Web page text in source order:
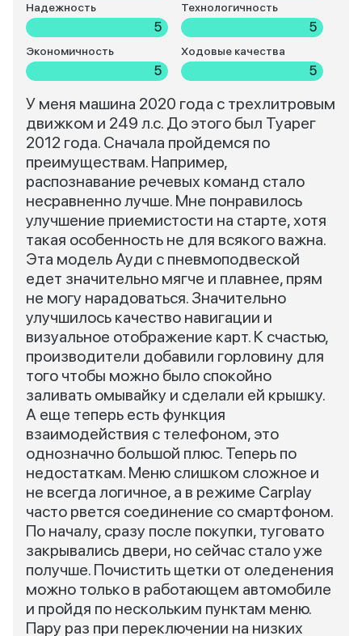
Надежность
5
Технологичность
5
Экономичность
5
Ходовые качества
5
У меня машина 2020 года с трехлитровым
движком и 249 л.с. До этого был Туарег
2012 года. Сначала пройдемся по
преимуществам. Например,
распознавание речевых команд стало
несравненно лучше. Мне понравилось
улучшение приемистости на старте, хотя
такая особенность не для всякого важна.
Эта модель Ауди с пневмоподвеской
едет значительно мягче и плавнее, прям
не могу нарадоваться. Значительно
улучшилось качество навигации и
визуальное отображение карт. К счастью,
производители добавили горловину для
того чтобы можно было спокойно
заливать омывайку и сделали ей крышку.
А еще теперь есть функция
взаимодействия с телефоном, это
однозначно большой плюс. Теперь по
недостаткам. Меню слишком сложное и
не всегда логичное, а в режиме Carplay
часто рвется соединение со смартфоном.
По началу, сразу после покупки, туговато
закрывались двери, но сейчас стало уже
получше. Почистить щетки от оледенения
можно только в работающем автомобиле
и пройдя по нескольким пунктам меню.
Пару раз при переключении на низких